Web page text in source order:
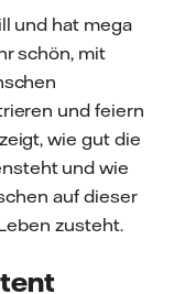
und hat mega
schön, mit
und feiern
wie gut die
und wie
auf dieser
zusteht.